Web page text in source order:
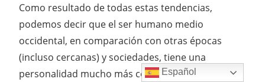
Como resultado de todas estas tendencias,
podemos decir que el ser humano medio
occidental, en comparación con otras épocas
(incluso cercanas) y sociedades, tiene una
personalidad mucho más centrada en la
Español